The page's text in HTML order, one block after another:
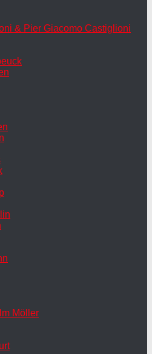
& Pier Giacomo Castiglioni
Möller